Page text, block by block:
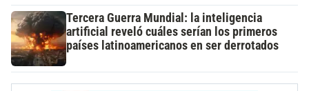
Tercera Guerra Mundial: la inteligencia
artificial reveló cuáles serían los primeros
países latinoamericanos en ser derrotados